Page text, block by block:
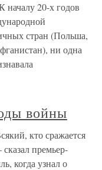
20-х годов
стран (Польша,
ни одна
войны
кто сражается
премьер-
когда узнал о